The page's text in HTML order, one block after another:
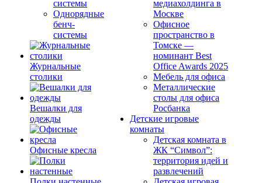
системы
Однорядные
бенч-
системы
Журнальные
столики
Вешалки для
одежды
Офисные кресла
медиахолдинга в
Москве
Офисное
пространство в
Томске —
номинант Best
Office Awards 2025
Мебель для офиса
Металлические
столы для офиса
Росбанка
Детские игровые
комнаты
Детская комната в
ЖК “Символ”:
территория идей и
развлечений